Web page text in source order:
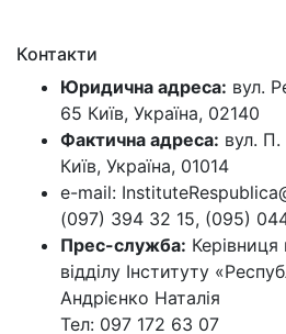
Контакти
Юридична адреса: вул.
65 Київ, Україна, 02140
Фактична адреса: вул.
Київ, Україна, 01014
e-mail:
(097) 394 32 15, (095)
Прес-служба: Керівниця
відділу Інституту
Андрієнко Наталія
Тел: 097 172 63 07